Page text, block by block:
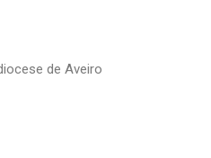
de Aveiro